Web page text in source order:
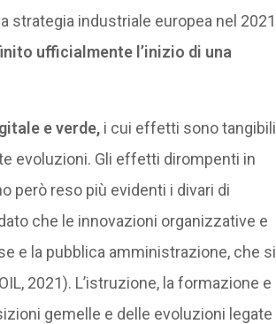
strategia industriale europea nel 2021
ufficialmente l’inizio di una
e verde, i cui effetti sono tangibili
evoluzioni. Gli effetti dirompenti in
però reso più evidenti i divari di
che le innovazioni organizzative e
e la pubblica amministrazione, che si
2021). L’istruzione, la formazione e
gemelle e delle evoluzioni legate